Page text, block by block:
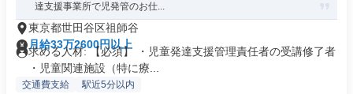
達支援事業所で児発管のお仕...
東京都世田谷区祖師谷
月給33万2600円以上
求める人材: 【必須】 ・児童発達支援管理責任者の受講修了者
・児童関連施設（特に療...
交通費支給 駅近5分以内